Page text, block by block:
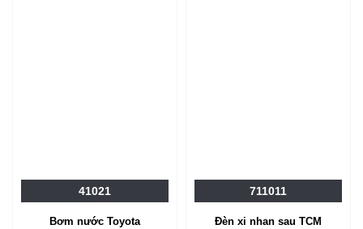
41021
Bơm nước Toyota
711011
Đèn xi nhan sau TCM